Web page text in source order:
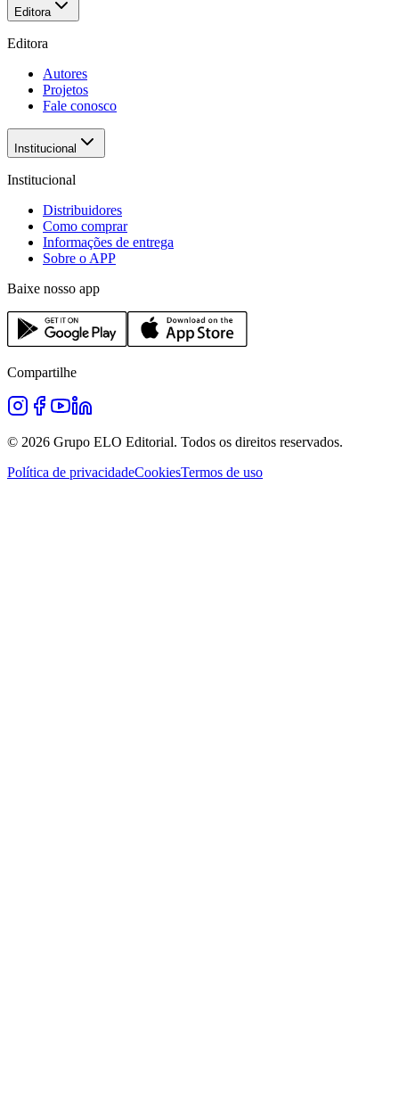
Editora
Editora
Autores
Projetos
Fale conosco
Institucional
Institucional
Distribuidores
Como comprar
Informações de entrega
Sobre o APP
Baixe nosso app
Compartilhe
© 2026 Grupo ELO Editorial. Todos os direitos reservados.
Política de privacidadeCookiesTermos de uso